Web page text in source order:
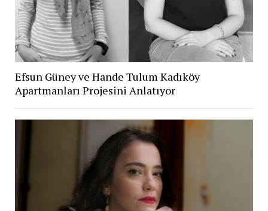
Efsun Güney ve Hande Tulum Kadıköy
Apartmanları Projesini Anlatıyor